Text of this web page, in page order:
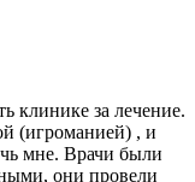
клинике за лечение.
(игроманией) , и
мне. Врачи были
они провели